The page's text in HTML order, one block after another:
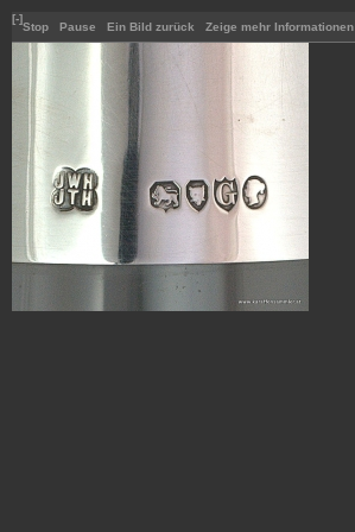
[-]
Stop Pause Ein Bild zurück Zeige mehr Informationen